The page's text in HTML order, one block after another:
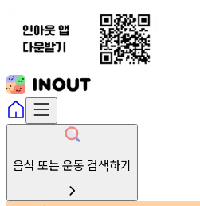
음식 또는 운동 검색하기